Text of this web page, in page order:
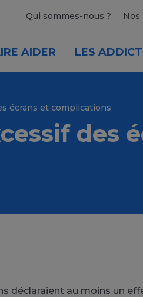
Qui sommes-nous ? Nos
AIDER LES
écrans et complications
des
déclaraient au moins un